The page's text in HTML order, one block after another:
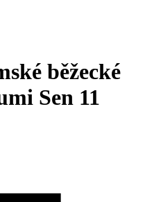
běžecké
Sen 11